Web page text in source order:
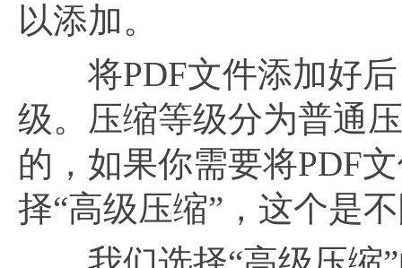
以添加。
将PDF文件添加好后
级。压缩等级分为普通
的，如果你需要将PDF
择“高级压缩”，这个是